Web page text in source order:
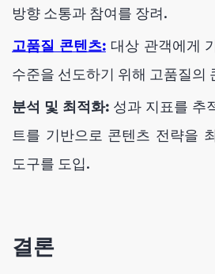
방향 소통과 참여를 장려.
고품질 콘텐츠: 대상 관객에게
수준을 선도하기 위해 고품질의
분석 및 최적화: 성과 지표를 추
트를 기반으로 콘텐츠 전략을
도구를 도입.
결론